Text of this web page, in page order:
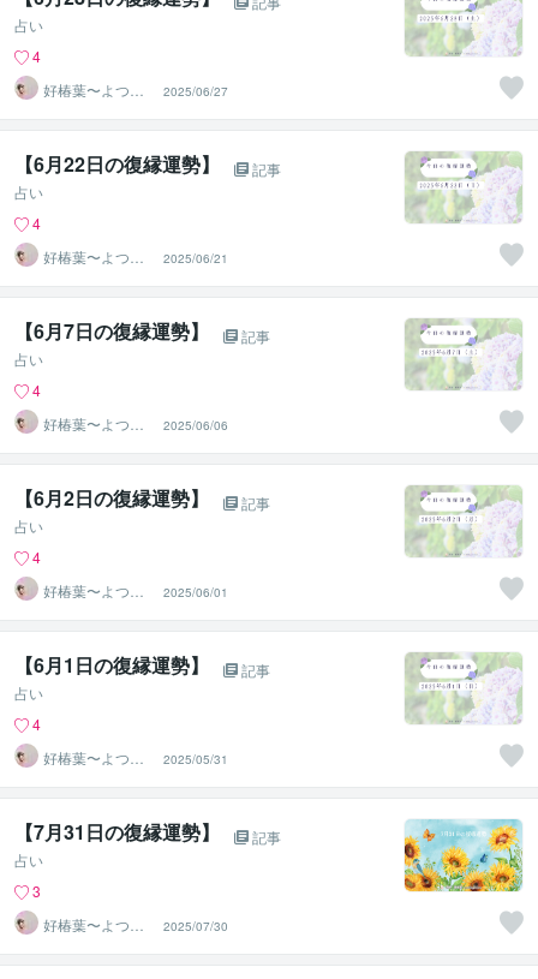
占い
4
好椿葉〜よつ
ば〜
2025/06/27
【6月22日の復縁運勢】
記事
占い
4
好椿葉〜よつ
ば〜
2025/06/21
【6月7日の復縁運勢】
記事
占い
4
好椿葉〜よつ
ば〜
2025/06/06
【6月2日の復縁運勢】
記事
占い
4
好椿葉〜よつ
ば〜
2025/06/01
【6月1日の復縁運勢】
記事
占い
4
好椿葉〜よつ
ば〜
2025/05/31
【7月31日の復縁運勢】
記事
占い
3
好椿葉〜よつ
ば〜
2025/07/30